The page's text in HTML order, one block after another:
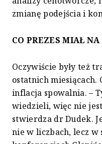
zmianę podejścia i
CO PREZES MIAŁ
Oczywiście były też
ostatnich miesiącach.
inflacja spowalnia. –
wiedzieli, więc nie
stwierdza dr Dudek.
nie w liczbach, lecz w